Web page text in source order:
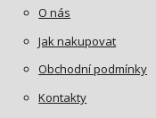
O nás
Jak nakupovat
Obchodní podmínky
Kontakty